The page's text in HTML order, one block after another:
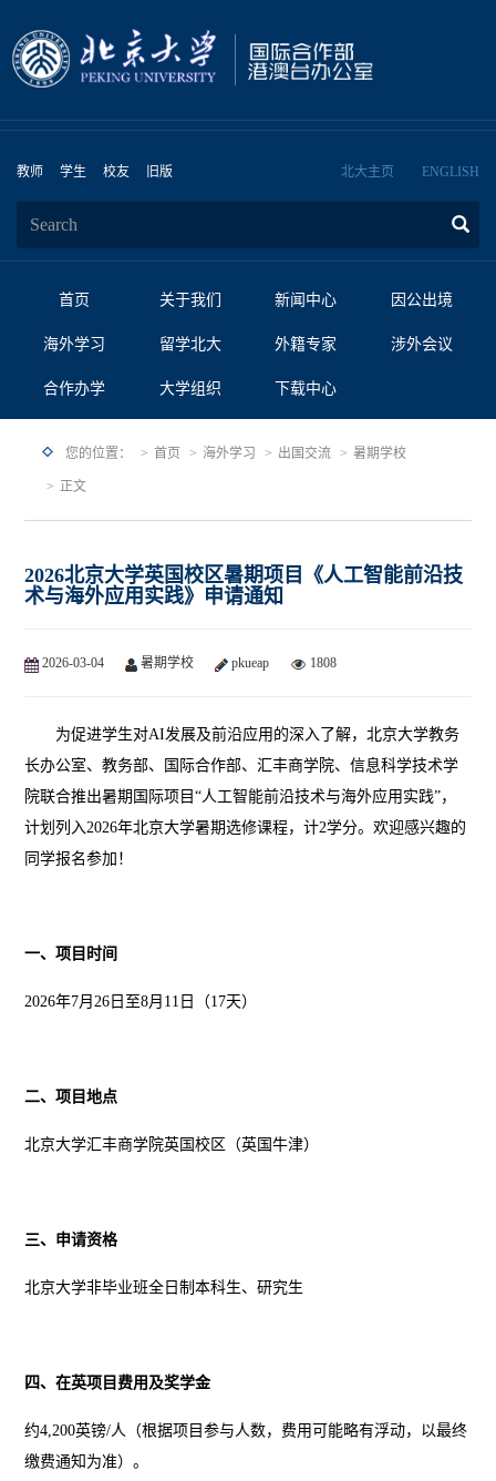
教师 学生 校友 旧版 北大主页 ENGLISH
首页 关于我们 新闻中心 因公出境
海外学习 留学北大 外籍专家 涉外会议
合作办学 大学组织 下载中心
您的位置： 首页 海外学习 出国交流 暑期学校
正文
2026北京大学英国校区暑期项目《人工智能前沿技
术与海外应用实践》申请通知
2026-03-04 暑期学校 pkueap 1808
为促进学生对AI发展及前沿应用的深入了解，北京大学教务
长办公室、教务部、国际合作部、汇丰商学院、信息科学技术学
院联合推出暑期国际项目“人工智能前沿技术与海外应用实践”，
计划列入2026年北京大学暑期选修课程，计2学分。欢迎感兴趣的
同学报名参加！
一、项目时间
2026年7月26 日至8月 11 日（17天）
二、项目地点
北京大学汇丰商学院英国校区（英国牛津）
三、申请资格
北京大学非毕业班全日制本科生、研究生
四、在英项目费用及奖学金
约4,200英镑/人（根据项目参与人数，费用可能略有浮动，以最终
缴费通知为准）。